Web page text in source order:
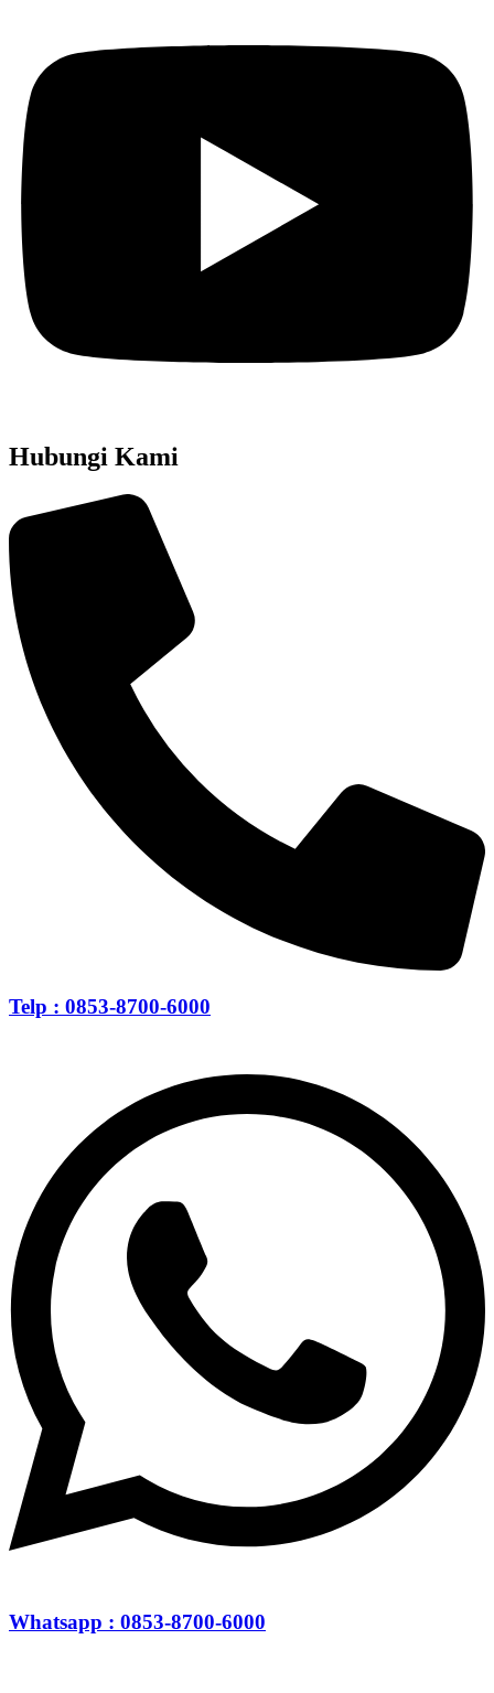
Hubungi Kami
Telp : 0853-8700-6000
Whatsapp : 0853-8700-6000